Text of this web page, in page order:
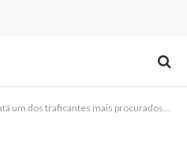
dos traficantes mais procurados de Alagoas